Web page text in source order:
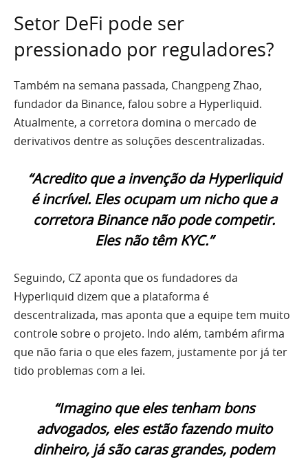
Setor DeFi pode ser
pressionado por reguladores?
Também na semana passada, Changpeng Zhao,
fundador da Binance, falou sobre a Hyperliquid.
Atualmente, a corretora domina o mercado de
derivativos dentre as soluções descentralizadas.
“Acredito que a invenção da Hyperliquid
é incrível. Eles ocupam um nicho que a
corretora Binance não pode competir.
Eles não têm KYC.”
Seguindo, CZ aponta que os fundadores da
Hyperliquid dizem que a plataforma é
descentralizada, mas aponta que a equipe tem muito
controle sobre o projeto. Indo além, também afirma
que não faria o que eles fazem, justamente por já ter
tido problemas com a lei.
“Imagino que eles tenham bons
advogados, eles estão fazendo muito
dinheiro, já são caras grandes, podem